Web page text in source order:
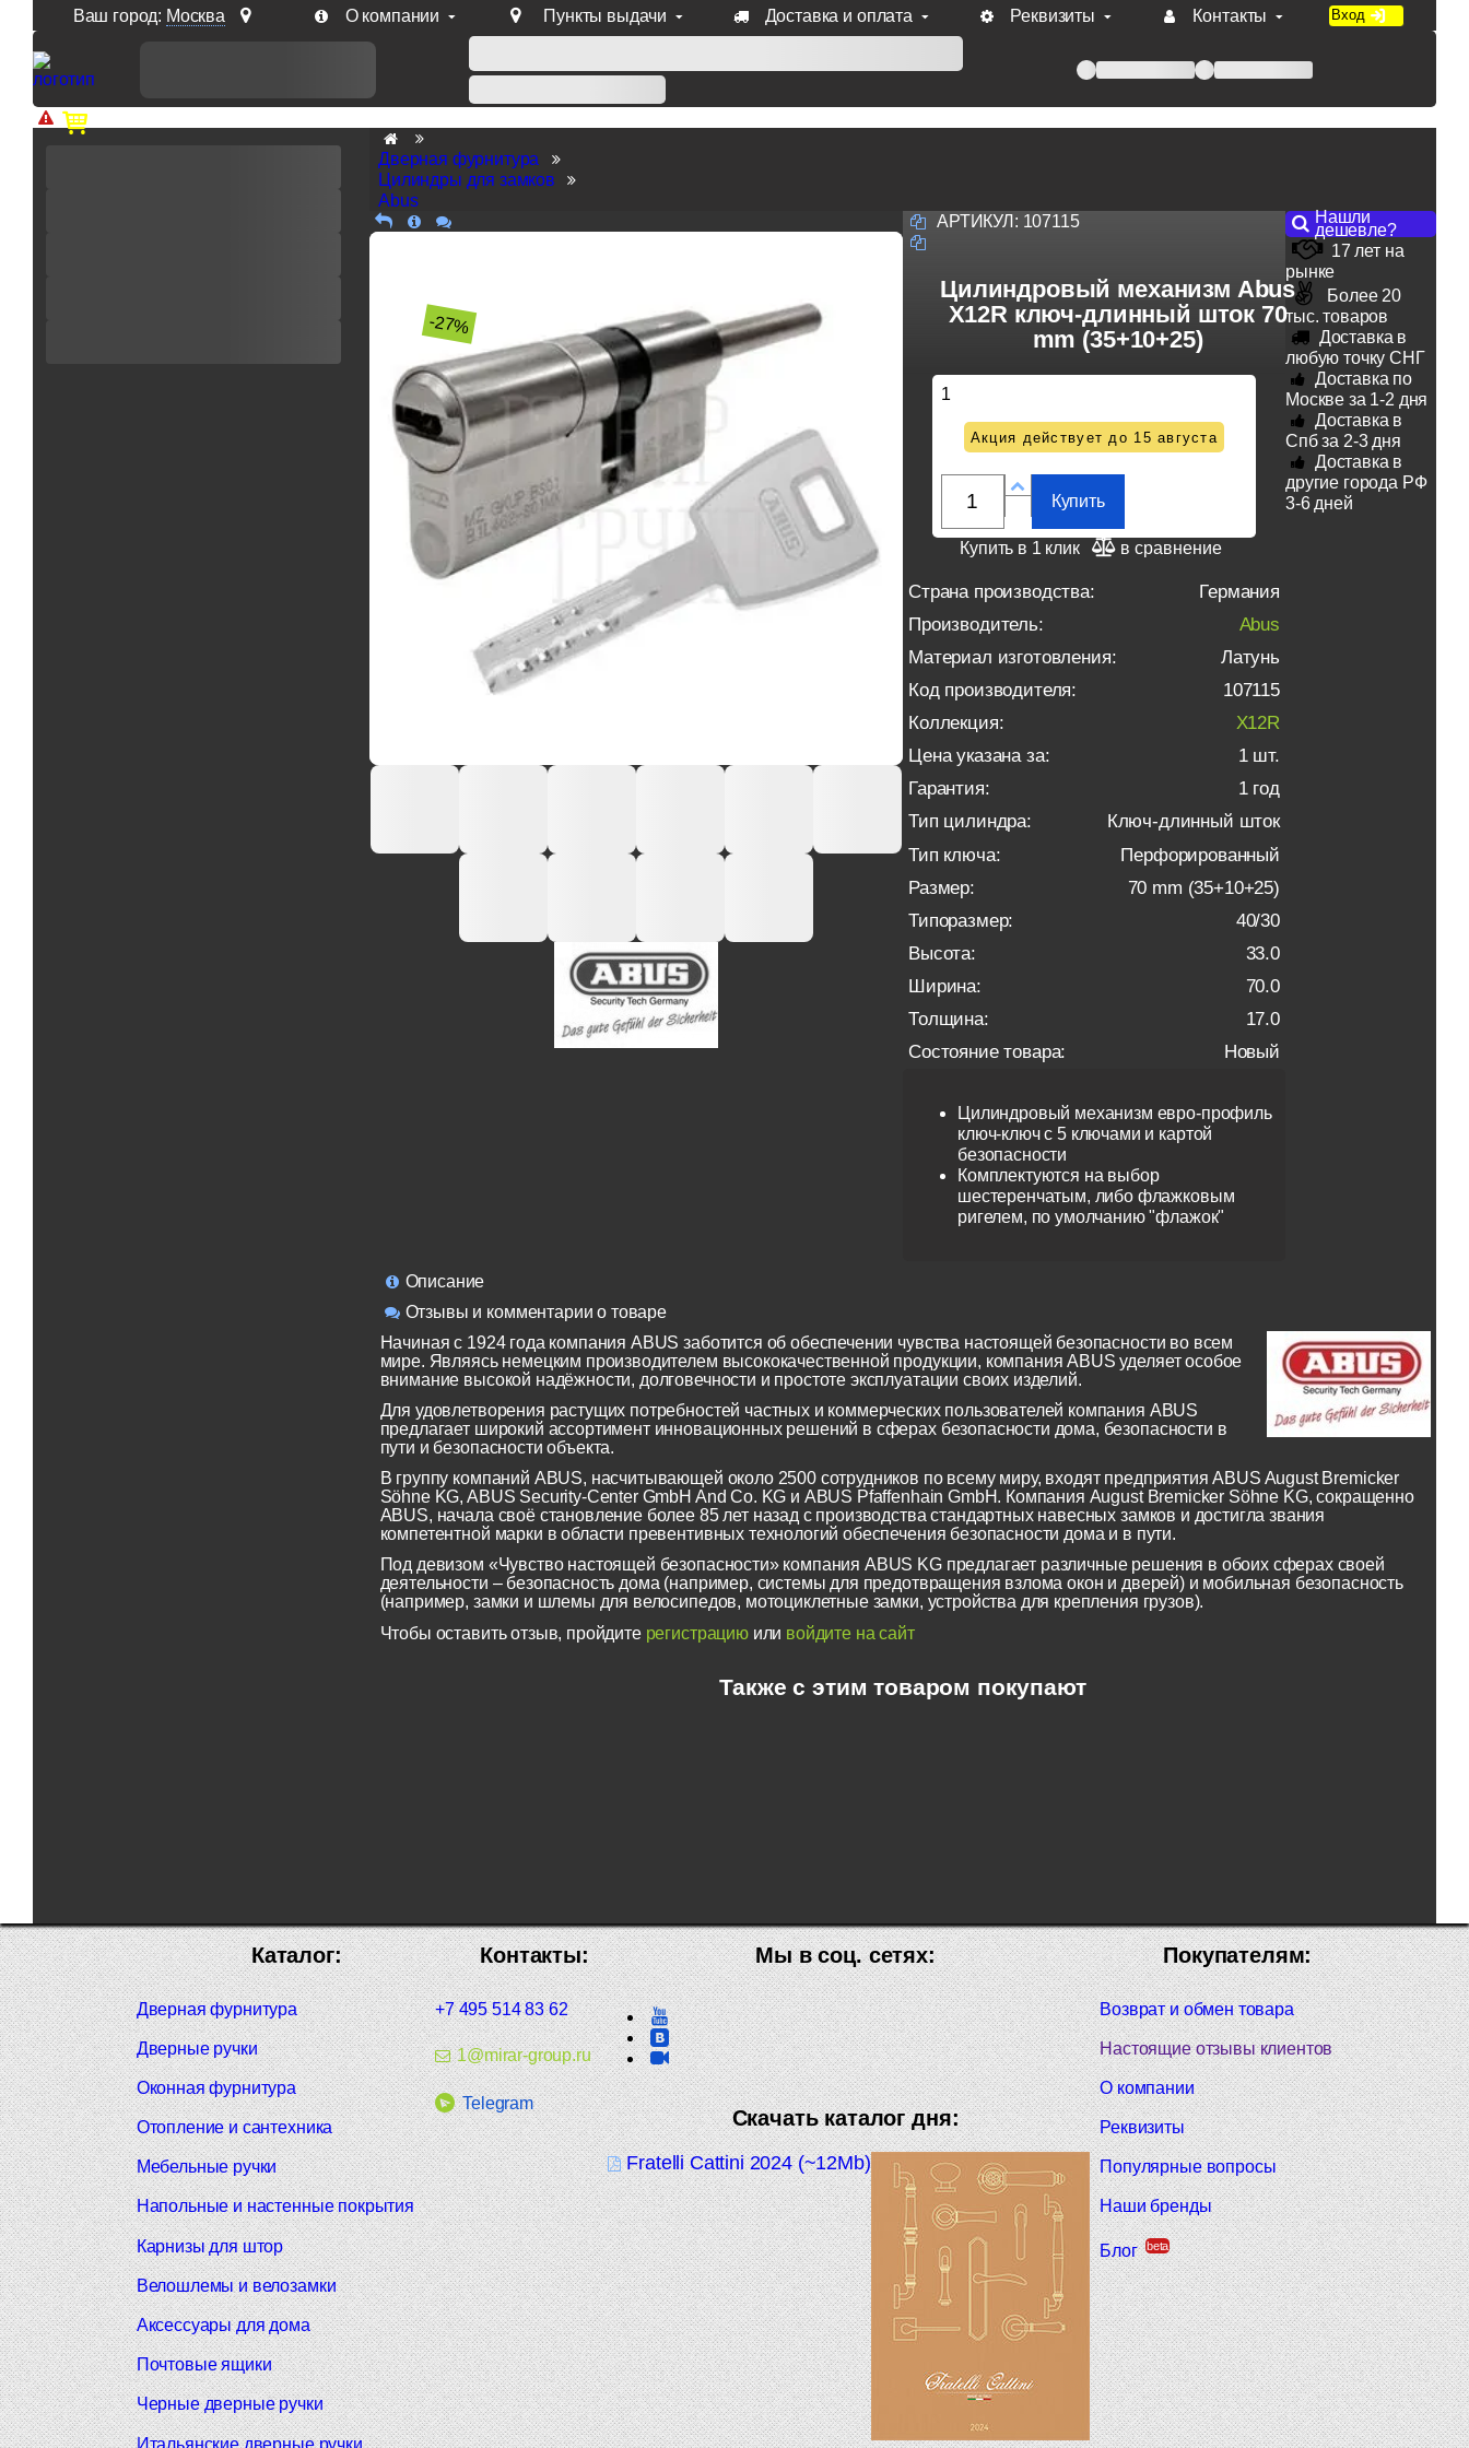
Ваш город: Москва О компании Пункты выдачи Доставка и оплата Реквизиты Контакты Вход
Доп. скидка от цен на сайте 7% при заказе от 50 тыс. руб продукции Venezia, Fratelli, Tupai, Extreza, Melodia, Forme при оплате по счету.
Дверная фурнитура
Цилиндры для замков
Abus
-27%
АРТИКУЛ: 107115
Цилиндровый механизм Abus
X12R ключ-длинный шток 70
mm (35+10+25)
1
Акция действует до 15 августа
Купить
Купить в 1 клик в сравнение
Страна производства:
Германия
Производитель:
Abus
Материал изготовления:
Латунь
Код производителя:
107115
Коллекция:
X12R
Цена указана за:
1 шт.
Гарантия:
1 год
Тип цилиндра:
Ключ-длинный шток
Тип ключа:
Перфорированный
Размер:
70 mm (35+10+25)
Типоразмер:
40/30
Высота:
33.0
Ширина:
70.0
Толщина:
17.0
Состояние товара:
Новый
Цилиндровый механизм евро-профиль
ключ-ключ с 5 ключами и картой
безопасности
Комплектуются на выбор
шестеренчатым, либо флажковым
ригелем, по умолчанию "флажок"
Нашли
дешевле?
17 лет на
рынке
Более 20
тыс. товаров
Доставка в
любую точку СНГ
Доставка по
Москве за 1-2 дня
Доставка в
Спб за 2-3 дня
Доставка в
другие города РФ
3-6 дней
Описание
Отзывы и комментарии о товаре
Начиная с 1924 года компания ABUS заботится об обеспечении чувства настоящей безопасности во всем
мире. Являясь немецким производителем высококачественной продукции, компания ABUS уделяет особое
внимание высокой надёжности, долговечности и простоте эксплуатации своих изделий.
Для удовлетворения растущих потребностей частных и коммерческих пользователей компания ABUS
предлагает широкий ассортимент инновационных решений в сферах безопасности дома, безопасности в
пути и безопасности объекта.
В группу компаний ABUS, насчитывающей около 2500 сотрудников по всему миру, входят предприятия ABUS August Bremicker
Söhne KG, ABUS Security-Center GmbH And Co. KG и ABUS Pfaffenhain GmbH. Компания August Bremicker Söhne KG, сокращенно
ABUS, начала своё становление более 85 лет назад с производства стандартных навесных замков и достигла звания
компетентной марки в области превентивных технологий обеспечения безопасности дома и в пути.
Под девизом «Чувство настоящей безопасности» компания ABUS KG предлагает различные решения в обоих сферах своей
деятельности – безопасность дома (например, системы для предотвращения взлома окон и дверей) и мобильная безопасность
(например, замки и шлемы для велосипедов, мотоциклетные замки, устройства для крепления грузов).
Чтобы оставить отзыв, пройдите регистрациюили войдите на сайт
Также с этим товаром покупают
Покупателям:
Возврат и обмен товара
Настоящие отзывы клиентов
О компании
Реквизиты
Популярные вопросы
Наши бренды
Блог beta
Мы в соц. сетях:
Скачать каталог дня:
Fratelli Cattini 2024 (~12Mb)
Контакты:
+7 495 514 83 62
1@mirar-group.ru
Telegram
Каталог:
Дверная фурнитура
Дверные ручки
Оконная фурнитура
Отопление и сантехника
Мебельные ручки
Напольные и настенные покрытия
Карнизы для штор
Велошлемы и велозамки
Аксессуары для дома
Почтовые ящики
Черные дверные ручки
Итальянские дверные ручки